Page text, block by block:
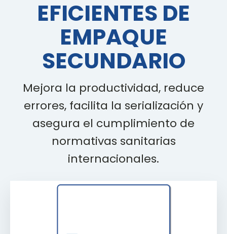
EFICIENTES DE
EMPAQUE
SECUNDARIO
Mejora la productividad, reduce
errores, facilita la serialización y
asegura el cumplimiento de
normativas sanitarias
internacionales.